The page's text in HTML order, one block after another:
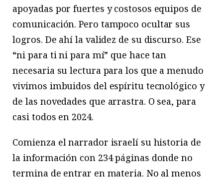
apoyadas por fuertes y costosos equipos de
comunicación. Pero tampoco ocultar sus
logros. De ahí la validez de su discurso. Ese
“ni para ti ni para mí” que hace tan
necesaria su lectura para los que a menudo
vivimos imbuidos del espíritu tecnológico y
de las novedades que arrastra. O sea, para
casi todos en 2024.
Comienza el narrador israelí su historia de
la información con 234 páginas donde no
termina de entrar en materia. No al menos